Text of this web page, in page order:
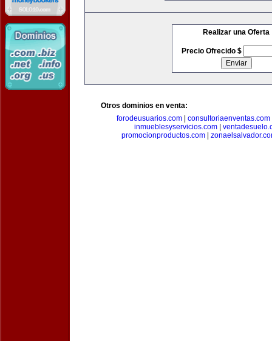
Realizar una Oferta
Precio Ofrecido $
Otros dominios en venta:
forodeusuarios.com| consultoriaenventas.com
inmueblesyservicios.com|
promocionproductos.com|